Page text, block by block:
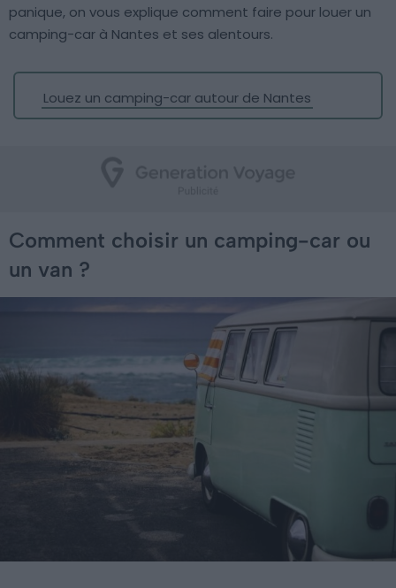
panique, on vous explique comment faire pour louer un
camping-car à Nantes et ses alentours.
Louez un camping-car autour de Nantes
Comment choisir un camping-car ou
un van ?